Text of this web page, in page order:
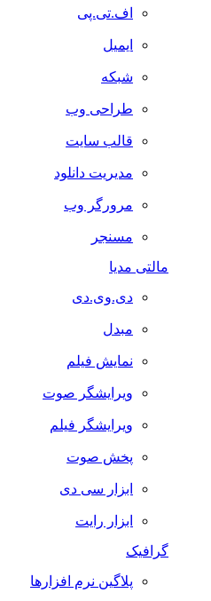
اف.تی.پی
ایمیل
شبکه
طراحی وب
قالب سایت
مدیریت دانلود
مرورگر وب
مسنجر
مالتی مدیا
دی.وی.دی
مبدل
نمایش فیلم
ویرایشگر صوت
ویرایشگر فیلم
پخش صوت
ابزار سی دی
ابزار رایت
گرافیک
پلاگین نرم افزارها